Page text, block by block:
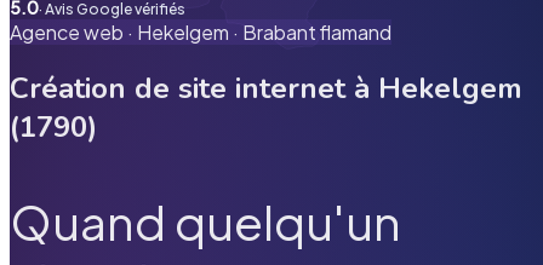
5.0· Avis Google vérifiés
Agence web · Hekelgem · Brabant flamand
Création de site internet à Hekelgem
(1790)
Quand quelqu'un